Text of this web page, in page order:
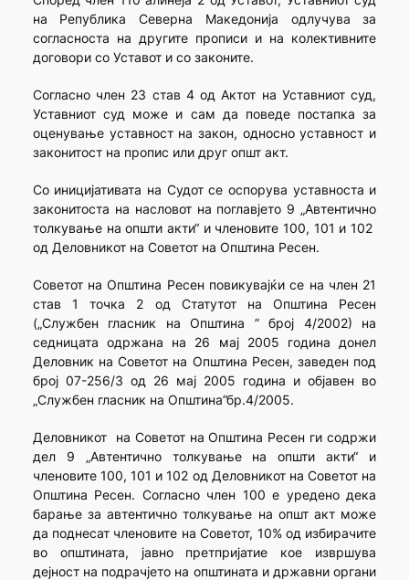
на Република Северна Македонија одлучува за
согласноста на другите прописи и на колективните
договори со Уставот и со законите.
Согласно член 23 став 4 од Актот на Уставниот суд,
Уставниот суд може и сам да поведе постапка за
оценување уставност на закон, односно уставност и
законитост на пропис или друг општ акт.
Со иницијативата на Судот се оспорува уставноста и
законитоста на насловот на поглавјето 9 „Автентично
толкување на општи акти“ и членовите 100, 101 и 102
од Деловникот на Советот на Општина Ресен.
Советот на Општина Ресен повикувајќи се на член 21
став 1 точка 2 од Статутот на Општина Ресен
(„Службен гласник на Општина ” број 4/2002) на
седницата одржана на 26 мај 2005 година донел
Деловник на Советот на Општина Ресен, заведен под
број 07-256/3 од 26 мај 2005 година и објавен во
„Службен гласник на Општина”бр.4/2005.
Деловникот на Советот на Општина Ресен ги содржи
дел 9 „Автентично толкување на општи акти“ и
членовите 100, 101 и 102 од Деловникот на Советот на
Општина Ресен. Согласно член 100 е уредено дека
барање за автентично толкување на општ акт може
да поднесат членовите на Советот, 10% од избирачите
во општината, јавно претпријатие кое извршува
дејност на подрачјето на општината и државни органи